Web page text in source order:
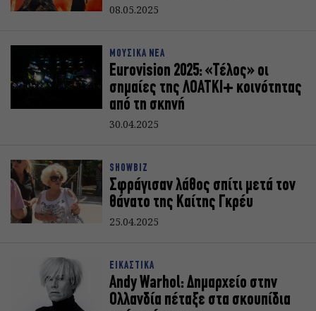
08.05.2025
ΜΟΥΣΙΚΑ ΝΕΑ
Eurovision 2025: «Τέλος» οι
σημαίες της ΛΟΑΤΚΙ+ κοινότητας
από τη σκηνή
30.04.2025
SHOWBIZ
Σφράγισαν λάθος σπίτι μετά τον
θάνατο της Καίτης Γκρέυ
25.04.2025
ΕΙΚΑΣΤΙΚΑ
Andy Warhol: Δημαρχείο στην
Ολλανδία πέταξε στα σκουπίδια